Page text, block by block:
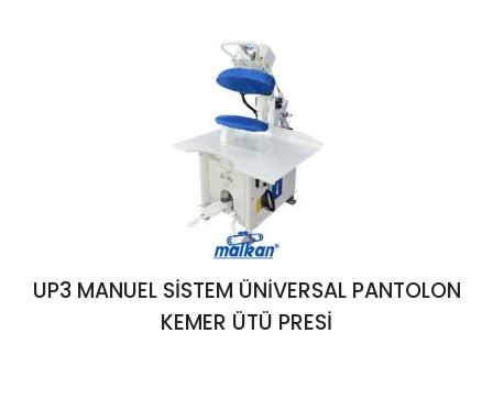
UP3 MANUEL SİSTEM ÜNİVERSAL PANTOLON
KEMER ÜTÜ PRESİ